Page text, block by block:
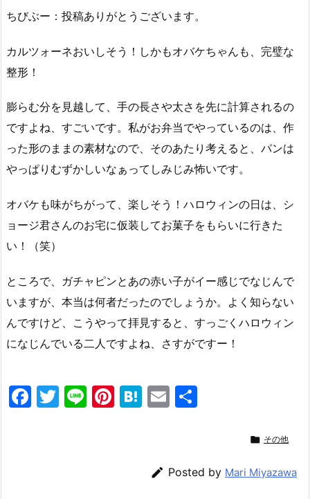
ちびぶー：投稿ありがとうございます。
カルツォーネおいしそう！しかもオバケちゃんも、完璧な
整形！
膨らむ分を見越して、手の長さや太さを先に計算されるの
ですよね、すごいです。私がお弁当でやっているのは、作
った形のままの素材なので、そのあたり考えると、パンは
やっぱりむずかしいなぁってしみじみ怖いです。
オバケも味がちがって、楽しそう！ハロウィンの日は、シ
ョージ君さんのお宅に仮装してお菓子をもらいに行きた
い！（笑）
ところで、ガチャピンとあの赤い子がイー感じでなじんで
いますが、本当は何者だったのでしょうか。よく知らない
んですけど、こうやって拝見すると、すっごくハロウィン
になじんでいる二人ですよね、さすがですー！
F
T
Li Pi H
a
E
l
 その他
 Posted by Mari Miyazawa